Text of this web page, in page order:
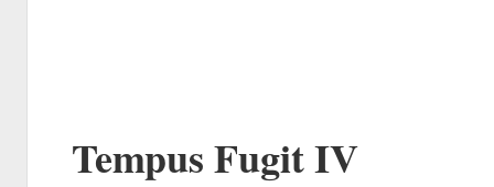
Tempus Fugit IV